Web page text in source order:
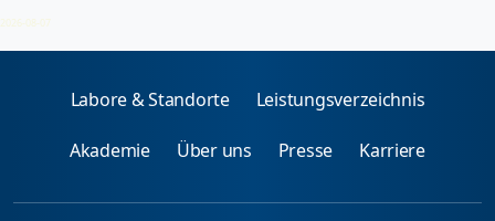
2026-08-07
Labore & Standorte Leistungsverzeichnis
Akademie Über uns Presse Karriere